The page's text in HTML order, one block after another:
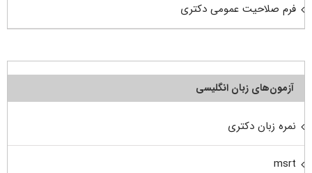
فرم صلاحیت عمومی دکتری
آزمون‌های زبان انگلیسی
نمره زبان دکتری
msrt